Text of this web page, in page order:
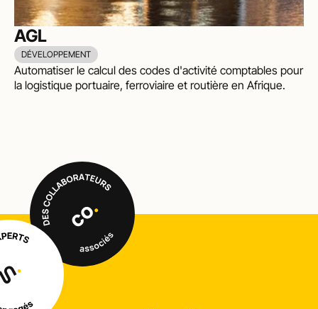
AGL
DÉVELOPPEMENT
Automatiser le calcul des codes d'activité comptables pour
la logistique portuaire, ferroviaire et routière en Afrique.